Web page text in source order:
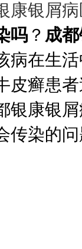
康银屑
吗 ？ 成
病在生
皮癣患
银康银
传染的